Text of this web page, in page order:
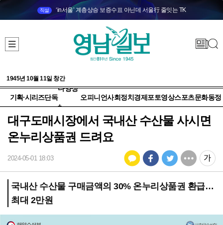
직설 ‘in서울’ 계층상승 보증수표 아닌데 서울行 줄잇는 TK
1945년 10월 11일 창간
기획·시리즈단독
다양성
+
오피니언사회정치 경제 포토영상스포츠문화동정
대구도매시장에서 국내산 수산물 사시면
온누리상품권 드려요
2024-05-01 18:03
국내산 수산물 구매금액의 30% 온누리상품권 환급…
최대 2만원